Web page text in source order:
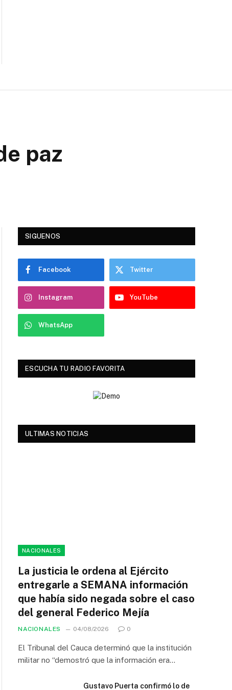
paz
SIGUENOS
Facebook Twitter
Instagram YouTube
WhatsApp
ESCUCHA TU RADIO FAVORITA
ULTIMAS NOTICIAS
NACIONALES
La justicia le ordena al Ejército
entregarle a SEMANA información
que había sido negada sobre el caso
del general Federico Mejía
NACIONALES 04/08/2026 0
El Tribunal del Cauca determinó que la institución
militar no “demostró que la información era…
Gustavo Puerta confirmó lo de